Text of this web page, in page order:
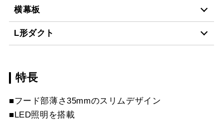
横幕板
L形ダクト
LD-15
特長
■フード部薄さ35mmのスリムデザイン
■LED照明を搭載